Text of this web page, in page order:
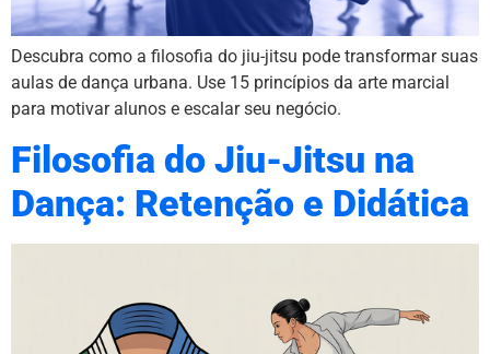
Descubra como a filosofia do jiu-jitsu pode transformar suas
aulas de dança urbana. Use 15 princípios da arte marcial
para motivar alunos e escalar seu negócio.
Filosofia do Jiu-Jitsu na
Dança: Retenção e Didática